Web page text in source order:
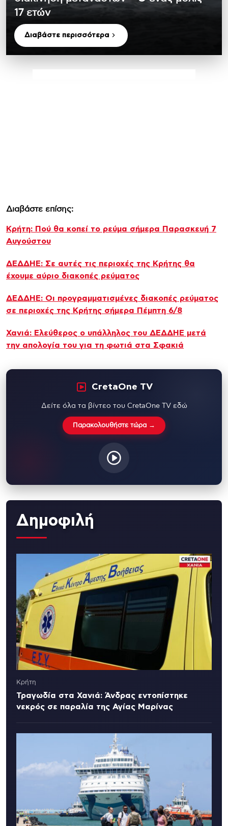
17 ετών
Διαβάστε περισσότερα
Διαβάστε επίσης:
Κρήτη: Πού θα κοπεί το ρεύμα σήμερα Παρασκευή 7
Αυγούστου
ΔΕΔΔΗΕ: Σε αυτές τις περιοχές της Κρήτης θα
έχουμε αύριο διακοπές ρεύματος
ΔΕΔΔΗΕ: Oι προγραμματισμένες διακοπές ρεύματος
σε περιοχές της Κρήτης σήμερα Πέμπτη 6/8
Χανιά: Ελεύθερος ο υπάλληλος του ΔΕΔΔΗΕ μετά
την απολογία του για τη φωτιά στα Σφακιά
CretaOne TV
Δείτε όλα τα βίντεο του CretaOne TV εδώ
Παρακολουθήστε τώρα →
Δημοφιλή
Κρήτη
Τραγωδία στα Χανιά: Άνδρας εντοπίστηκε
νεκρός σε παραλία της Αγίας Μαρίνας